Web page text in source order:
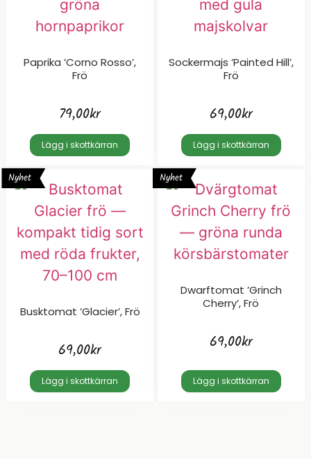
Paprika ’Corno Rosso’,
Frö
79,00kr
Lägg i skottkärran
Sockermajs ’Painted Hill’,
Frö
69,00kr
Lägg i skottkärran
Nyhet
Busktomat ’Glacier’, Frö
69,00kr
Lägg i skottkärran
Nyhet
Dwarftomat ’Grinch
Cherry’, Frö
69,00kr
Lägg i skottkärran